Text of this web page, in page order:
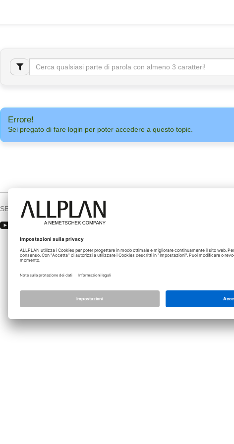
Errore!
Sei pregato di fare login per poter accedere a questo topic.
SEGUICI SU
Impostazioni privacy